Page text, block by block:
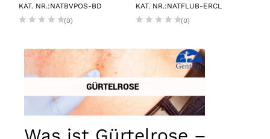
KAT. NR.:NATBVPOS-BD
(0)
KAT. NR.:NATFLUB-ERCL
(0)